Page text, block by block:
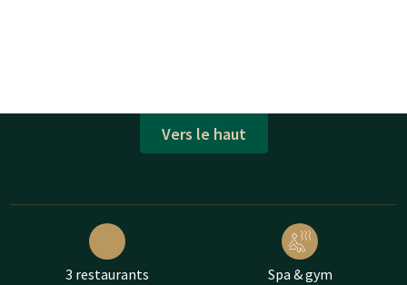
Vers le haut
3 restaurants Spa & gym